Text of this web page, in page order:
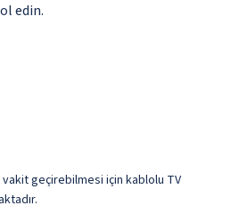
edin.
geçirebilmesi için kablolu TV